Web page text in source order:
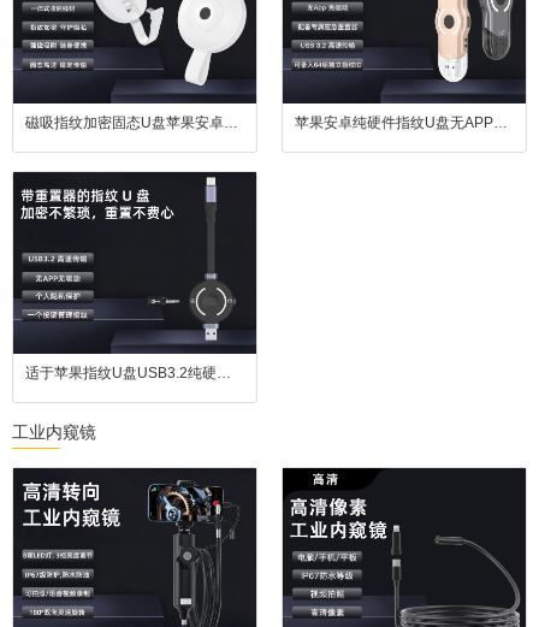
适于苹果指纹U盘USB3.2纯硬件指纹加密U盘
工业内窥镜